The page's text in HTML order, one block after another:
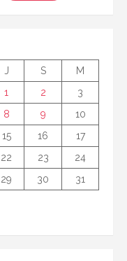
J S
M
1
2
3
8 9
10
15 16
17
22 23
24
29 30 31